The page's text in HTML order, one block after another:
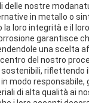
nostre
in metallo o
loro integrità e il
garantisce
una scelta
del nostro
modo
di alta qualità ai